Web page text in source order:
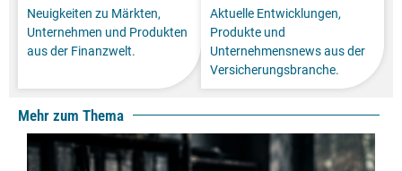
Neuigkeiten zu Märkten,
Unternehmen und Produkten
aus der Finanzwelt.
Aktuelle Entwicklungen,
Produkte und
Unternehmensnews aus der
Versicherungsbranche.
Mehr zum Thema